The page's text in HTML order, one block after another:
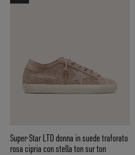
Super-Star LTD donna in suede traforato
rosa cipria con stella ton sur ton